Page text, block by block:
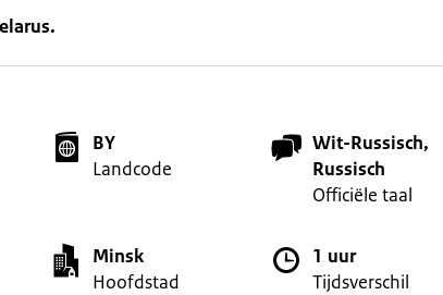
BY
Landcode
Wit-Russisch,
Russisch
Officiële taal
Minsk
Hoofdstad
1 uur
Tijdsverschil